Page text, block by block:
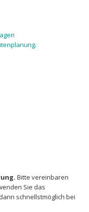
Bitte vereinbaren
Sie das
schnellstmöglich bei